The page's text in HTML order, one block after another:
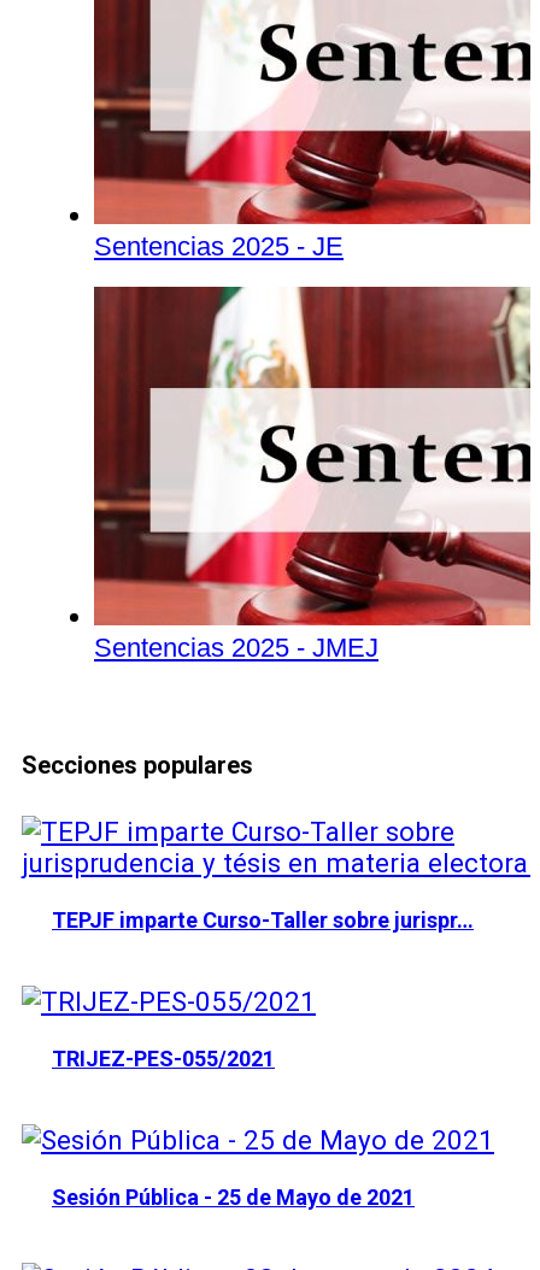
Sentencias 2025 - JE
Sentencias 2025 - JMEJ
Secciones populares
TEPJF imparte Curso-Taller sobre jurispr…
TRIJEZ-PES-055/2021
Sesión Pública - 25 de Mayo de 2021